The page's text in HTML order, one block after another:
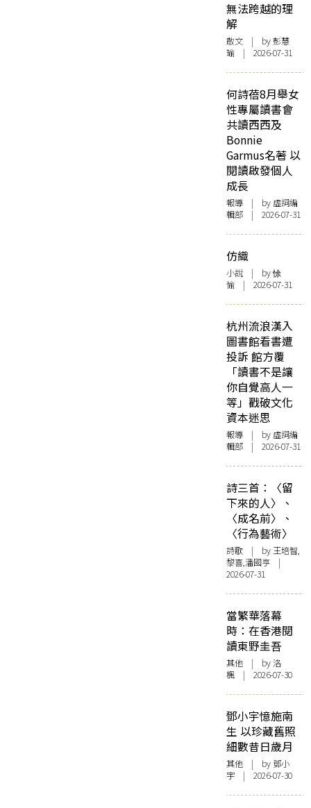
無法跨越的理
解
散文 | by 彭慧
瑜 | 2026-07-31
何詩蓓8月舉女
性專屬讀書會
共讀西西及
Bonnie
Garmus名著 以
閱讀啟發個人
成長
報導 | by 虛詞編
輯部 | 2026-07-31
仿織
小說 | by 悇
愉 | 2026-07-31
杭州流浪漢入
圖書館看書遭
投訴 館方覆
「讀書不是讓
你自覺高人一
等」戳破文化
資本迷思
報導 | by 虛詞編
輯部 | 2026-07-31
詩三首：〈留
下來的人〉、
〈成名前〉、
〈行為藝術〉
詩歌 | by 王培智,
黎喜,潘國亨 |
2026-07-31
當繁華落幕
時：在香港閱
讀東野圭吾
其他 | by洛
楓 | 2026-07-30
鄧小宇憶施南
生 以珍藏舊照
細數昔日歲月
其他 | by 鄧小
宇 | 2026-07-30